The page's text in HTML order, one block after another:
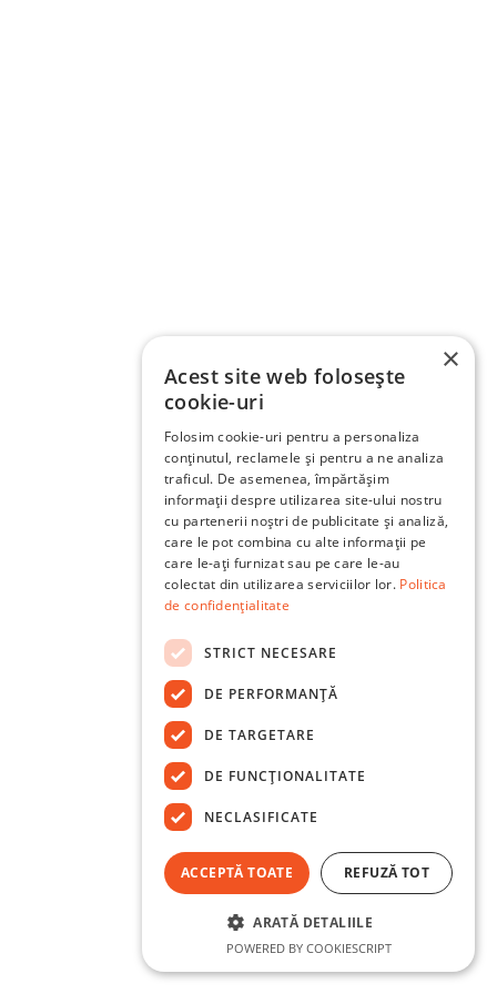
×
Acest site web folosește
cookie-uri
Folosim cookie-uri pentru a personaliza
conținutul, reclamele și pentru a ne analiza
traficul. De asemenea, împărtășim
informații despre utilizarea site-ului nostru
cu partenerii noștri de publicitate și analiză,
care le pot combina cu alte informații pe
care le-ați furnizat sau pe care le-au
colectat din utilizarea serviciilor lor. Politica
de confidențialitate
STRICT NECESARE
DE PERFORMANȚĂ
DE TARGETARE
DE FUNCŢIONALITATE
NECLASIFICATE
ACCEPTĂ TOATE REFUZĂ TOT
ARATĂ DETALIILE
POWERED BY COOKIESCRIPT